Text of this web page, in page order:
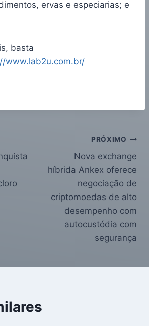
ervas e especiarias; e
basta
www.lab2u.com.br/
PRÓXIMO
Nova exchange
híbrida Ankex oferece
negociação de
criptomoedas de alto
desempenho com
autocustódia com
segurança